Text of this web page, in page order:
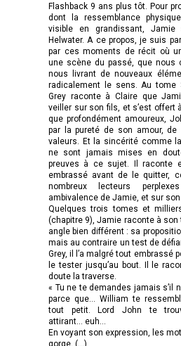
Flashback 9 ans plus tôt. Pour
dont la ressemblance
visible en grandissant,
Helwater. A ce propos, je suis
par ces moments de récit où
une scène du passé, que nous
nous livrant de nouveaux
radicalement le sens. Au tome
Grey raconte à Claire que
veiller sur son fils, et s’est offert
que profondément amoureux,
par la pureté de son amour, de
valeurs. Et la sincérité comme
ne sont jamais mises en
preuves à ce sujet. Il raconte
embrassé avant de le quitter,
nombreux lecteurs
ambivalence de Jamie, et sur
Quelques trois tomes et
(chapitre 9), Jamie raconte à
angle bien différent : sa
mais au contraire un test de
Grey, il l’a malgré tout embrassé
le tester jusqu’au bout. Il le
doute la traverse.
« Tu ne te demandes jamais s’il
parce que… William te
tout petit. Lord John te
attirant… euh…
En voyant son expression, les
gorge. (…)